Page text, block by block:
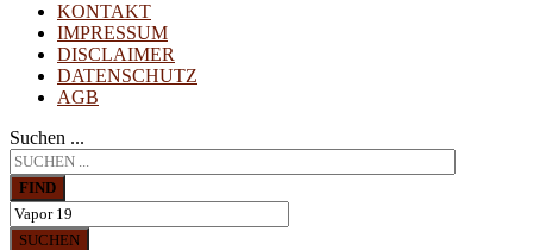
KONTAKT
IMPRESSUM
DISCLAIMER
DATENSCHUTZ
AGB
Suchen ...
FIND
SUCHEN